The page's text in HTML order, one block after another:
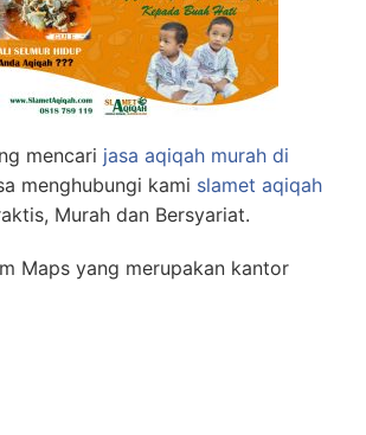
mencari jasa aqiqah murah di
menghubungi kami slamet aqiqah
Murah dan Bersyariat.
Maps yang merupakan kantor